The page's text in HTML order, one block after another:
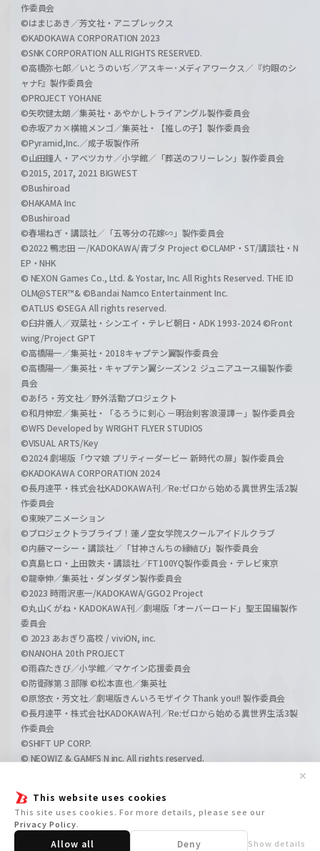
This website uses cookies
This site uses cookies. For more details, please see our
Privacy Policy.
Allow all Deny Show details
✕
作委員会
©はまじあき／芳文社・アニプレックス
©KADOKAWA CORPORATION 2023
©SNK CORPORATION ALL RIGHTS RESERVED.
©高橋弥七郎／いとうのいぢ／アスキー･メディアワークス／『灼眼のシ
ャナF』製作委員会
©PROJECT YOHANE
©矢吹健太朗／集英社・あやかしトライアングル製作委員会
©赤坂アカ×横槍メンゴ／集英社・【推しの子】製作委員会
©Pyramid,Inc.／成子坂製作所
©山田鐘人・アベツカサ／小学館／「葬送のフリーレン」製作委員会
©2015, 2017, 2021 BIGWEST
©Bushiroad
©HAKAMA Inc
©Bushiroad
©春場ねぎ・講談社／「五等分の花嫁∽」製作委員会
©2022 鴨志田 一/KADOKAWA/青ブタ Project ©CLAMP・ST/講談社・N
EP・NHK
© NEXON Games Co., Ltd. & Yostar, Inc. All Rights Reserved. THE ID
OLM@STER™& ©Bandai Namco Entertainment Inc.
©ATLUS ©SEGA All rights reserved.
©臼井儀人／双葉社・シンエイ・テレビ朝日・ADK 1993-2024 ©Front
wing/Project GPT
©高橋陽一／集英社・2018キャプテン翼製作委員会
©高橋陽一／集英社・キャプテン翼シーズン２ ジュニアユース編製作委
員会
©あfろ・芳文社／野外活動プロジェクト
©和月伸宏／集英社・「るろうに剣心 －明治剣客浪漫譚－」製作委員会
©WFS Developed by WRIGHT FLYER STUDIOS
©VISUAL ARTS/Key
©2024 劇場版「ウマ娘 プリティーダービー 新時代の扉」製作委員会
©KADOKAWA CORPORATION 2024
©長月達平・株式会社KADOKAWA刊／Re:ゼロから始める異世界生活2製
作委員会
©東映アニメーション
©プロジェクトラブライブ！蓮ノ空女学院スクールアイドルクラブ
©内藤マーシー・講談社／「甘神さんちの縁結び」製作委員会
©真島ヒロ・上田敦夫・講談社／FT100YQ製作委員会・テレビ東京
©龍幸伸／集英社・ダンダダン製作委員会
©2023 時雨沢恵一/KADOKAWA/GGO2 Project
©丸山くがね・KADOKAWA刊／劇場版「オーバーロード」聖王国編製作
委員会
© 2023 あおぎり高校 / viviON, inc.
©NANOHA 20th PROJECT
©雨森たきび／小学館／マケイン応援委員会
©防衛隊第３部隊 ©松本直也／集英社
©原悠衣・芳文社／劇場版きんいろモザイク Thank you!! 製作委員会
©長月達平・株式会社KADOKAWA刊／Re:ゼロから始める異世界生活3製
作委員会
©SHIFT UP CORP.
© NEOWIZ & GAMFS N inc. All rights reserved.
©GIRLS und PANZER Film Projekt
©GIRLS und PANZER Finale Projekt